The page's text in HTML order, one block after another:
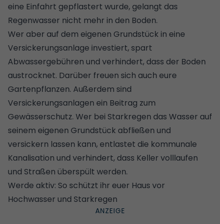
eine Einfahrt gepflastert wurde, gelangt das
Regenwasser nicht mehr in den Boden.
Wer aber auf dem eigenen Grundstück in eine
Versickerungsanlage investiert, spart
Abwassergebühren und verhindert, dass der Boden
austrocknet. Darüber freuen sich auch eure
Gartenpflanzen. Außerdem sind
Versickerungsanlagen ein Beitrag zum
Gewässerschutz. Wer bei Starkregen das Wasser auf
seinem eigenen Grundstück abfließen und
versickern lassen kann, entlastet die kommunale
Kanalisation und verhindert, dass Keller volllaufen
und Straßen überspült werden.
Werde aktiv: So schützt ihr euer Haus vor
Hochwasser und Starkregen